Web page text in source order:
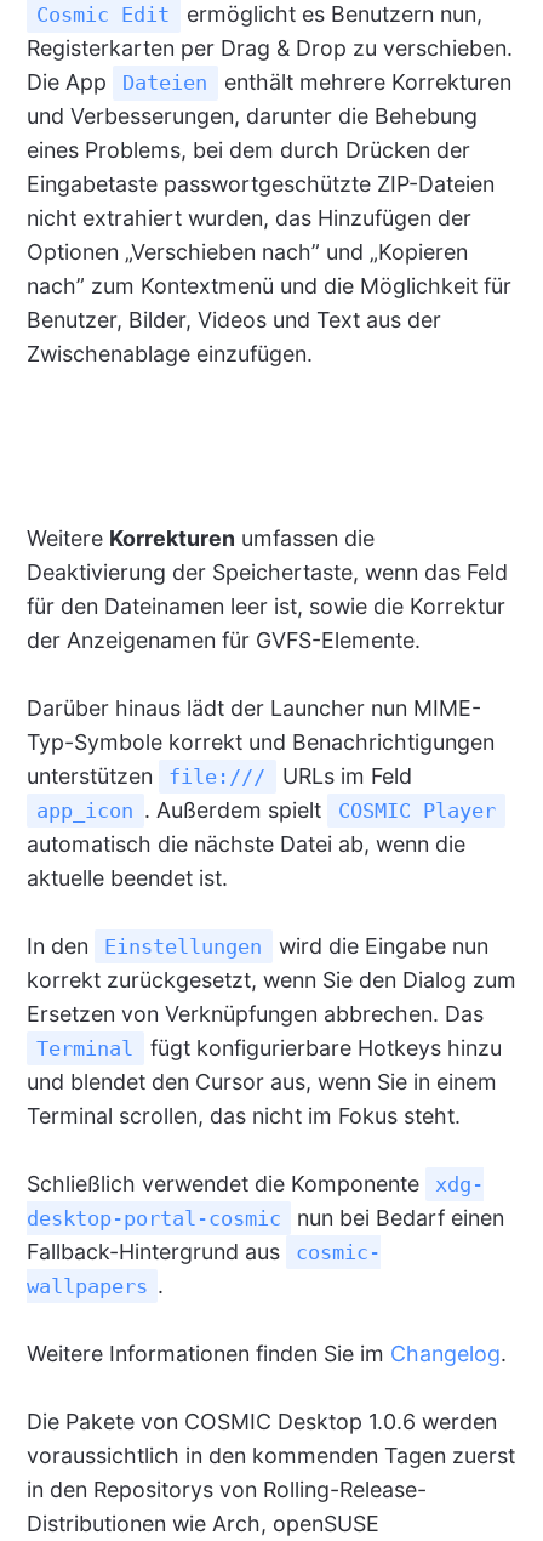
Cosmic Edit
ermöglicht es Benutzern nun,
Registerkarten per Drag & Drop zu verschieben.
Die App
Dateien
enthält mehrere Korrekturen
und Verbesserungen, darunter die Behebung
eines Problems, bei dem durch Drücken der
Eingabetaste passwortgeschützte ZIP-Dateien
nicht extrahiert wurden, das Hinzufügen der
Optionen „Verschieben nach” und „Kopieren
nach” zum Kontextmenü und die Möglichkeit für
Benutzer, Bilder, Videos und Text aus der
Zwischenablage einzufügen.
Weitere Korrekturen umfassen die
Deaktivierung der Speichertaste, wenn das Feld
für den Dateinamen leer ist, sowie die Korrektur
der Anzeigenamen für GVFS-Elemente.
Darüber hinaus lädt der Launcher nun MIME-
Typ-Symbole korrekt und Benachrichtigungen
unterstützen
file:/// URLs im Feld
app_icon . Außerdem spielt COSMIC Player
automatisch die nächste Datei ab, wenn die
aktuelle beendet ist.
In den Einstellungen
wird die Eingabe nun
korrekt zurückgesetzt, wenn Sie den Dialog zum
Ersetzen von Verknüpfungen abbrechen. Das
Terminal
fügt konfigurierbare Hotkeys hinzu
und blendet den Cursor aus, wenn Sie in einem
Terminal scrollen, das nicht im Fokus steht.
Schließlich verwendet die Komponente
xdg-
desktop-portal-cosmic
nun bei Bedarf einen
Fallback-Hintergrund aus
cosmic-
wallpapers .
Weitere Informationen finden Sie im Changelog.
Die Pakete von COSMIC Desktop 1.0.6 werden
voraussichtlich in den kommenden Tagen zuerst
in den Repositorys von Rolling-Release-
Distributionen wie Arch, openSUSE